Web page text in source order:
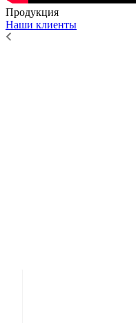
Продукция
Наши клиенты